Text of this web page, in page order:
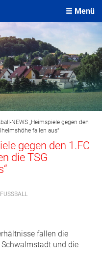
Menü
NEWS „Heimspiele gegen den
fallen aus“
gegen den 1.FC
die TSG
FUSSBALL
fallen die
Schwalmstadt und die